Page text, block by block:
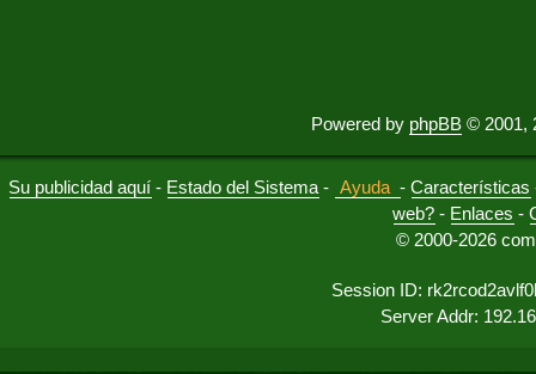
Powered by phpBB © 2001,
Su publicidad aquí - Estado del Sistema - Ayuda -Características
web? - Enlaces -
© 2000-2026
Session ID:
Server Addr: